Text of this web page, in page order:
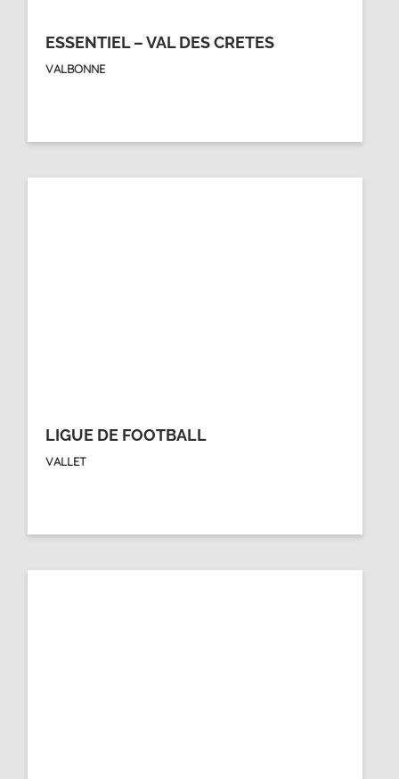
ESSENTIEL – VAL DES CRETES
VALBONNE
LIGUE DE FOOTBALL
VALLET